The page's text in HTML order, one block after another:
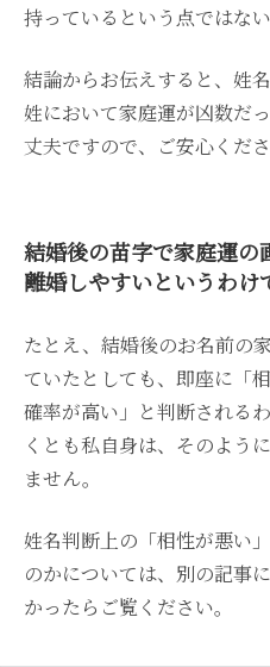
持っているという点ではない
結論からお伝えすると、姓
姓において家庭運が凶数だ
丈夫ですので、ご安心くださ
結婚後の苗字で家庭運の
離婚しやすいというわけ
たとえ、結婚後のお名前の
ていたとしても、即座に「
確率が高い」と判断される
くとも私自身は、そのよう
ません。
姓名判断上の「相性が悪い
のかについては、別の記事
かったらご覧ください。